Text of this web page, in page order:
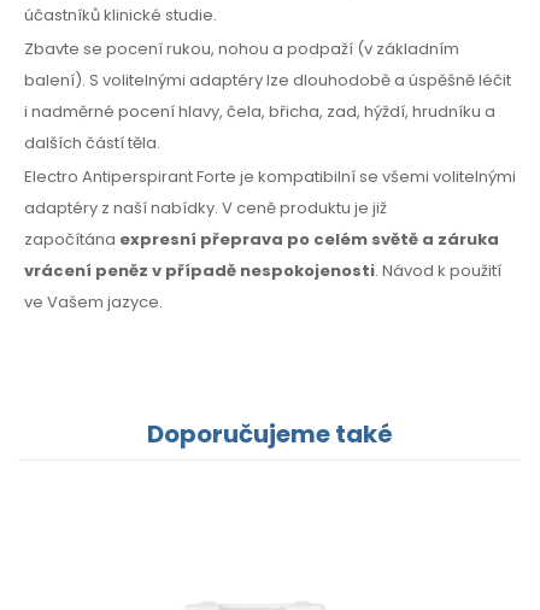
účastníků klinické studie.
Zbavte se pocení rukou, nohou a podpaží (v základním
balení). S volitelnými adaptéry lze dlouhodobě a úspěšně léčit
i nadměrné pocení hlavy, čela, břicha, zad, hýždí, hrudníku a
dalších částí těla.
Electro Antiperspirant Forte je kompatibilní se všemi volitelnými
adaptéry z naší nabídky. V ceně produktu je již
započítána expresní přeprava po celém světě a záruka
vrácení peněz v případě nespokojenosti. Návod k použití
ve Vašem jazyce.
Doporučujeme také